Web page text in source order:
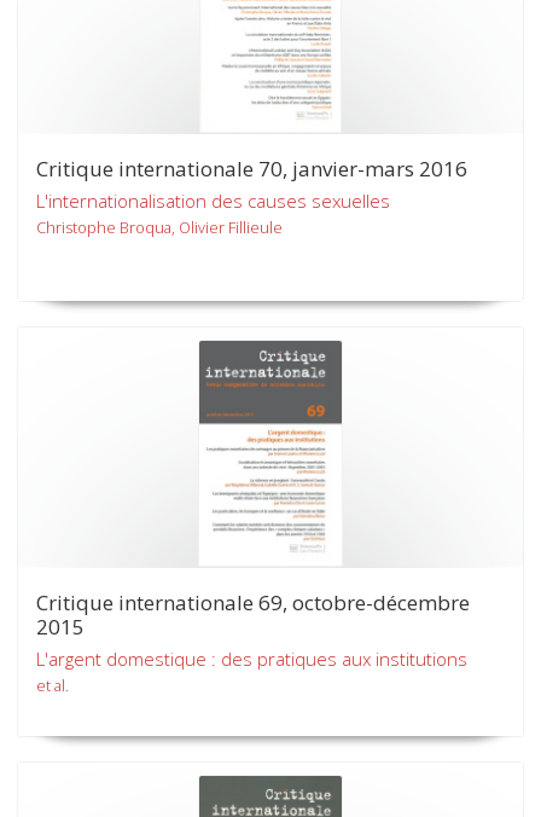
Critique internationale 70, janvier-mars 2016
L'internationalisation des causes sexuelles
Christophe Broqua, Olivier Fillieule
Critique internationale 69, octobre-décembre
2015
L'argent domestique : des pratiques aux institutions
et al.